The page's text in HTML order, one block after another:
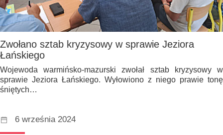
Zwołano sztab kryzysowy w sprawie Jeziora
Łańskiego
Wojewoda warmińsko-mazurski zwołał sztab kryzysowy w
sprawie Jeziora Łańskiego. Wyłowiono z niego prawie tonę
śniętych…
6 września 2024